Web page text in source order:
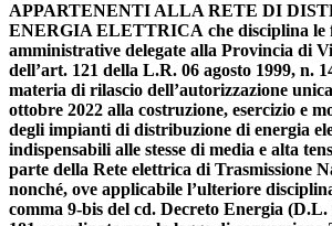
APPARTENENTI ALLA RETE DI
ENERGIA ELETTRICA che disciplina le
amministrative delegate alla Provincia di
dell’art. 121 della L.R. 06 agosto 1999, n.
materia di rilascio dell’autorizzazione
ottobre 2022 alla costruzione, esercizio e
degli impianti di distribuzione di energia
indispensabili alle stesse di media e alta
parte della Rete elettrica di Trasmissione
nonché, ove applicabile l’ulteriore
comma 9-bis del cd. Decreto Energia (D.L.